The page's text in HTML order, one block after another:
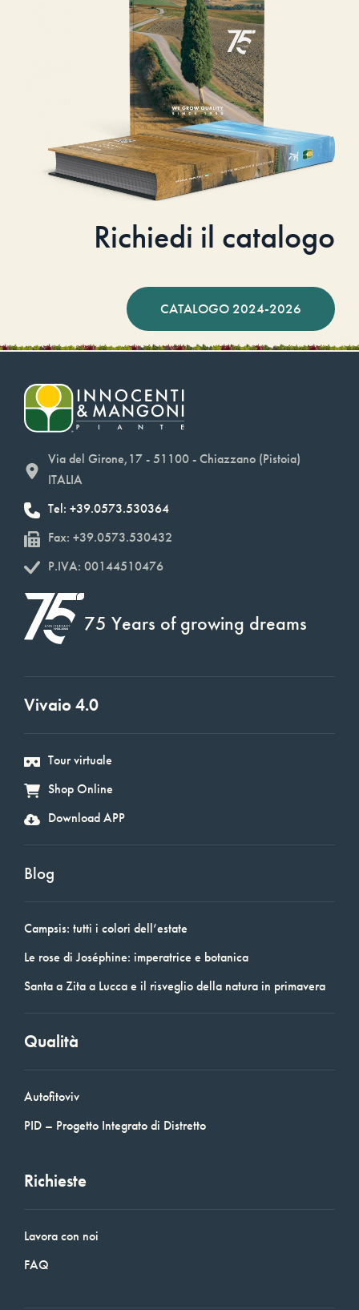
Richiedi il catalogo
CATALOGO 2024-2026
Via del Girone,17 - 51100 - Chiazzano (Pistoia)
ITALIA
Tel: +39.0573.530364
Fax: +39.0573.530432
P.IVA: 00144510476
75 Years of growing dreams
Vivaio 4.0
Tour virtuale
Shop Online
Download APP
Blog
Campsis: tutti i colori dell’estate
Le rose di Joséphine: imperatrice e botanica
Santa a Zita a Lucca e il risveglio della natura in primavera
Qualità
Autofitoviv
PID – Progetto Integrato di Distretto
Richieste
Lavora con noi
FAQ